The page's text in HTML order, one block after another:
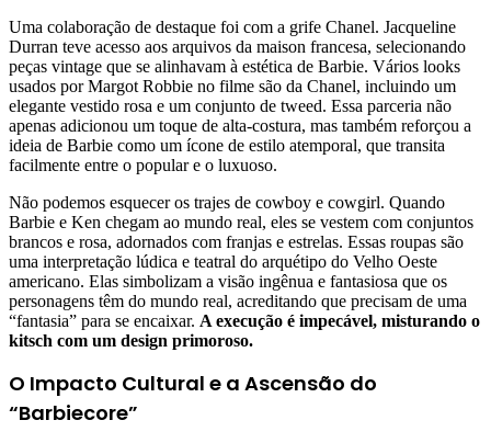
Uma colaboração de destaque foi com a grife Chanel. Jacqueline
Durran teve acesso aos arquivos da maison francesa, selecionando
peças vintage que se alinhavam à estética de Barbie. Vários looks
usados por Margot Robbie no filme são da Chanel, incluindo um
elegante vestido rosa e um conjunto de tweed. Essa parceria não
apenas adicionou um toque de alta-costura, mas também reforçou a
ideia de Barbie como um ícone de estilo atemporal, que transita
facilmente entre o popular e o luxuoso.
Não podemos esquecer os trajes de cowboy e cowgirl. Quando
Barbie e Ken chegam ao mundo real, eles se vestem com conjuntos
brancos e rosa, adornados com franjas e estrelas. Essas roupas são
uma interpretação lúdica e teatral do arquétipo do Velho Oeste
americano. Elas simbolizam a visão ingênua e fantasiosa que os
personagens têm do mundo real, acreditando que precisam de uma
“fantasia” para se encaixar. A execução é impecável, misturando o
kitsch com um design primoroso.
O Impacto Cultural e a Ascensão do
“Barbiecore”